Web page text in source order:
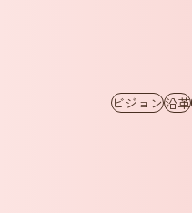
ビジョン沿革